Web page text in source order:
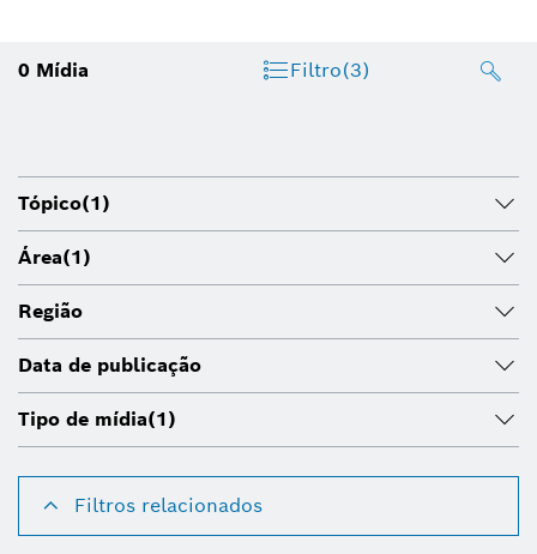
0 Mídia Filtro(3)
Tópico(1)
Área(1)
Região
Data de publicação
Tipo de mídia(1)
Filtros relacionados